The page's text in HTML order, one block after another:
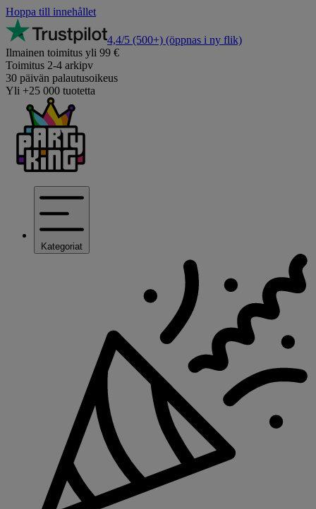
Hoppa till innehållet
4,4/5 (500+) (öppnas i ny flik)
Ilmainen toimitus yli 99 €
Toimitus 2-4 arkipv
30 päivän palautusoikeus
Yli +25 000 tuotetta
Kategoriat